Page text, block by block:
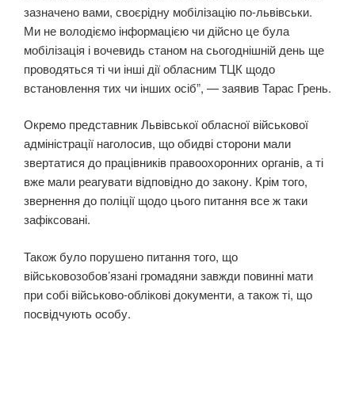
зазначено вами, своєрідну мобілізацію по-львівськи.
Ми не володіємо інформацією чи дійсно це була
мобілізація і вочевидь станом на сьогоднішній день ще
проводяться ті чи інші дії обласним ТЦК щодо
встановлення тих чи інших осіб”, — заявив Тарас Грень.
Окремо представник Львівської обласної військової
адміністрації наголосив, що обидві сторони мали
звертатися до працівників правоохоронних органів, а ті
вже мали реагувати відповідно до закону. Крім того,
звернення до поліції щодо цього питання все ж таки
зафіксовані.
Також було порушено питання того, що
військовозобов’язані громадяни завжди повинні мати
при собі військово-облікові документи, а також ті, що
посвідчують особу.